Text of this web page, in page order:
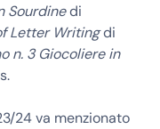
Sourdinedi
Letter Writingdi
n. 3 Giocoliere in
24 va menzionato